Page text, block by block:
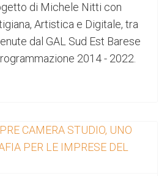
di Michele Nitti con
Artistica e Digitale, tra
dal GAL Sud Est Barese
2014 - 2022.